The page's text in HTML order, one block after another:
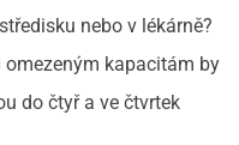
nebo v lékárně?
kapacitám by
do čtyř a ve čtvrtek